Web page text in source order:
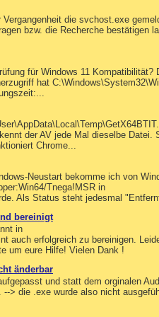
die svchost.exe
bzw. die Recherche bestätigen
für Windows 11 Kompatibilität?
hat
der AV jede Mal dieselbe Datei.
Chrome...
Neustart bekomme ich von
Tnega!MSR in
Als Status steht jedesmal
bereinigt
in
auch erfolgreich zu bereinigen.
um eure Hilfe! Vielen Dank !
änderbar
und statt dem orginalen
> die .exe wurde also nicht